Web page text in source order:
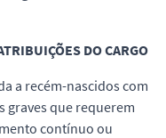
DO CARGO
a recém-nascidos com
graves que requerem
contínuo ou